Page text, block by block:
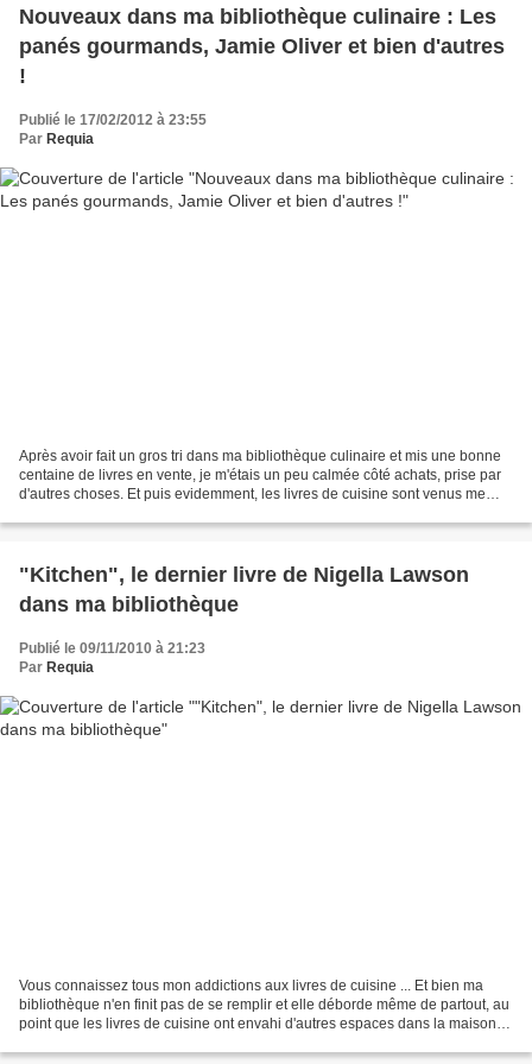
Nouveaux dans ma bibliothèque culinaire : Les
panés gourmands, Jamie Oliver et bien d'autres
!
Publié le 17/02/2012 à 23:55
Par Requia
Après avoir fait un gros tri dans ma bibliothèque culinaire et mis une bonne
centaine de livres en vente, je m'étais un peu calmée côté achats, prise par
d'autres choses. Et puis evidemment, les livres de cuisine sont venus me
"Kitchen", le dernier livre de Nigella Lawson
dans ma bibliothèque
Publié le 09/11/2010 à 21:23
Par Requia
Vous connaissez tous mon addictions aux livres de cuisine ... Et bien ma
bibliothèque n'en finit pas de se remplir et elle déborde même de partout, au
point que les livres de cuisine ont envahi d'autres espaces dans la maison.